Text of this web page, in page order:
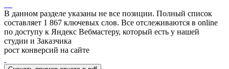
В данном разделе указаны не все позиции. Полный список
составляет 1 867 ключевых слов. Все отслеживаются в online
по доступу к Яндекс Вебмастеру, который есть у нашей
студии и Заказчика
рост конверсий на сайте